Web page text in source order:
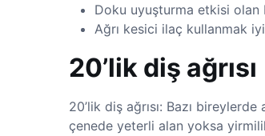
Doku uyuşturma etkisi
Ağrı kesici ilaç kullanmak
20’lik diş ağrısı
20’lik diş ağrısı: Bazı
çenede yeterli alan yoksa